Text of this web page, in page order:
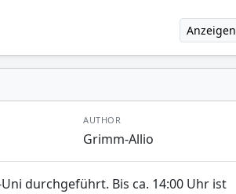
Anzeigen
AUTHOR
Grimm-Allio
durchgeführt. Bis ca. 14:00 Uhr ist